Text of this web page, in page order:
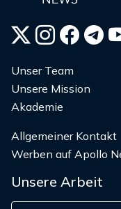
Unser Team
Unsere Mission
Akademie
Allgemeiner Kontakt
Werben auf Apollo
Unsere Arbeit